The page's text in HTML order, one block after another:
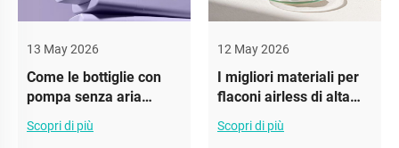
13 May 2026
Come le bottiglie con
pompa senza aria
migliorano l’erogazione
del fondotinta
Scopri di più
12 May 2026
I migliori materiali per
flaconi airless di alta
qualità
Scopri di più